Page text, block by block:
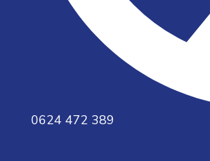
0624 472 389